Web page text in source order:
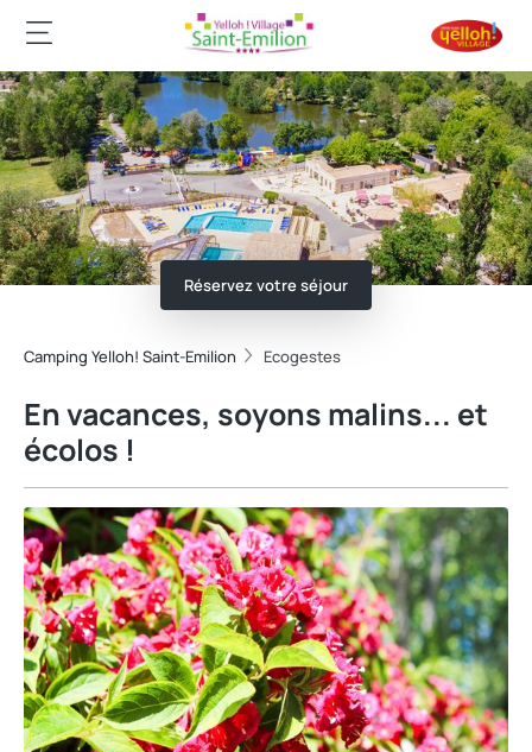
Réservez votre séjour
Camping Yelloh! Saint-Emilion Ecogestes
En vacances, soyons malins... et
écolos !